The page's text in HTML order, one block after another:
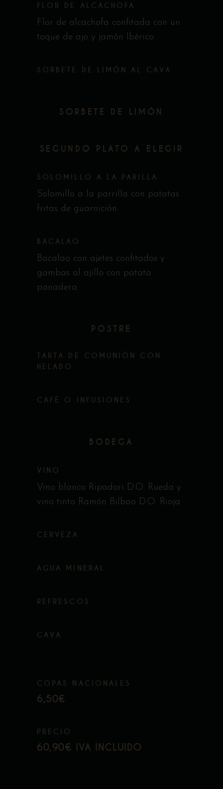
FLOR DE ALCACHOFA
Flor de alcachofa confitada con un
toque de ajo y jamón Ibérico.
SORBETE DE LIMÓN AL CAVA
SORBETE DE LIMÓN
SEGUNDO PLATO A ELEGIR
SOLOMILLO A LA PARILLA
Solomillo a la parrilla con patatas
fritas de guarnición.
BACALAO
Bacalao con ajetes confitados y
gambas al ajillo con patata
panadera.
POSTRE
TARTA DE COMUNIÓN CON
HELADO
CAFÉ O INFUSIONES
BODEGA
VINO
Vino blanco Ripadori D.O. Rueda y
vino tinto Ramón Bilbao D.O. Rioja
CERVEZA
AGUA MINERAL
REFRESCOS
CAVA
COPAS NACIONALES
6,50€
PRECIO
60,90€ IVA INCLUIDO